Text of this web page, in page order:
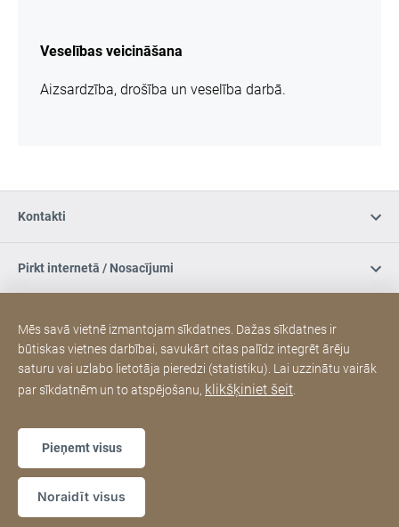
Veselības veicināšana
Aizsardzība, drošība un veselība darbā.
Kontakti
Pirkt internetā / Nosacījumi
JURA oficiālais serviss
Weblapa
[Website
information]
Sitemap
Mēs savā vietnē izmantojam sīkdatnes. Dažas sīkdatnes ir
būtiskas vietnes darbībai, savukārt citas palīdz integrēt ārēju
saturu vai uzlabo lietotāja pieredzi (statistiku). Lai uzzinātu vairāk
par sīkdatnēm un to atspējošanu, klikšķiniet šeit
Pieņemt visus
Noraidīt visus